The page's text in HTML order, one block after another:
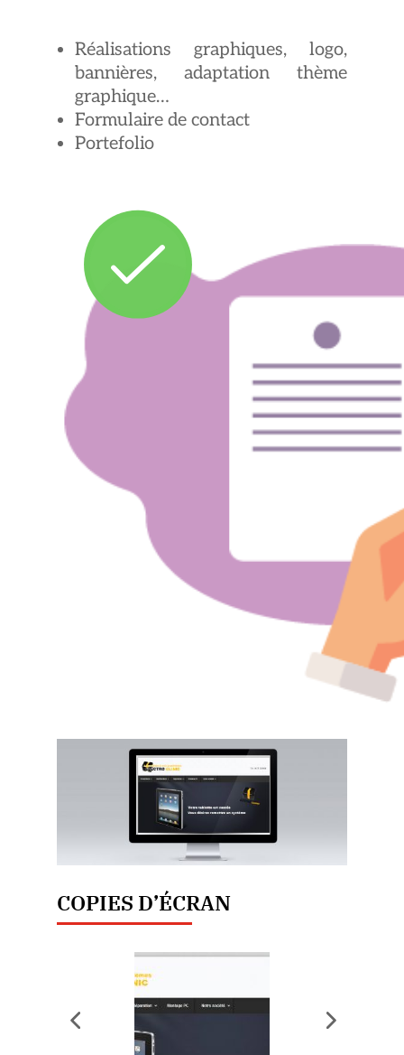
Réalisations graphiques, logo,
bannières, adaptation thème
graphique…
Formulaire de contact
Portefolio
COPIES D’ÉCRAN